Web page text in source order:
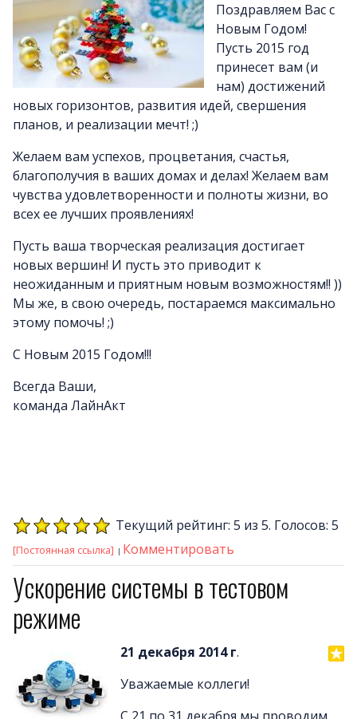
Поздравляем Вас с
Новым Годом!
Пусть 2015 год
принесет вам (и
нам) достижений
новых горизонтов, развития идей, свершения
планов, и реализации мечт! ;)
Желаем вам успехов, процветания, счастья,
благополучия в ваших домах и делах! Желаем вам
чувства удовлетворенности и полноты жизни, во
всех ее лучших проявлениях!
Пусть ваша творческая реализация достигает
новых вершин! И пусть это приводит к
неожиданным и приятным новым возможностям!! ))
Мы же, в свою очередь, постараемся максимально
этому помочь! ;)
С Новым 2015 Годом!!!
Всегда Ваши,
команда ЛайнАкт
Текущий рейтинг: 5 из 5. Голосов: 5
[Постоянная ссылка] Комментировать
Ускорение системы в тестовом
режиме
21 декабря 2014 г.
Уважаемые коллеги!